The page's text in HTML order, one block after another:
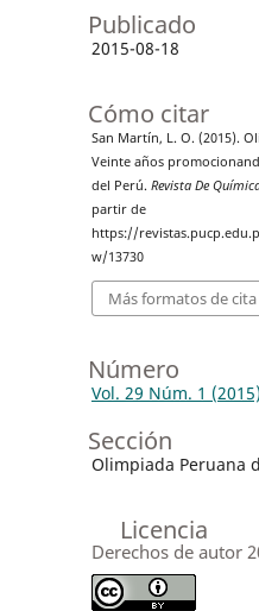
Publicado
2015-08-18
Cómo citar
San Martín, L. O. (2015).
Veinte años
del Perú. Revista De
partir de
https://
w/13730
Más formatos de cita
Número
Vol. 29 Núm. 1 (2015)
Sección
Olimpiada Peruana
Licencia
Derechos de autor